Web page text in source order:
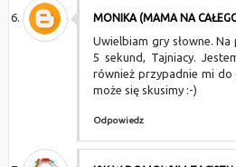
MONIKA (MAMA NA
Uwielbiam gry słowne.
5 sekund, Tajniacy.
również przypadnie mi do
może się skusimy :-)
Odpowiedz